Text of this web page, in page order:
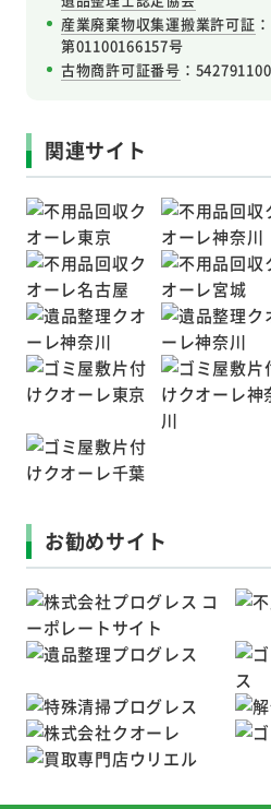
産業廃棄物収集運搬業許可証 ：
第01100166157号
古物商許可証番号 ：
関連サイト
お勧めサイト